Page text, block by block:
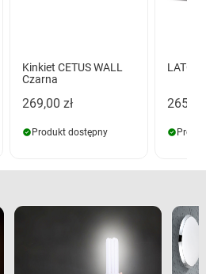
Kinkiet CETUS WALL
Czarna
269,00 zł
Produkt dostępny
265,00